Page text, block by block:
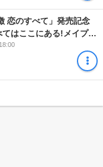
恋のすべて」発売記念
はここにある!メイプル